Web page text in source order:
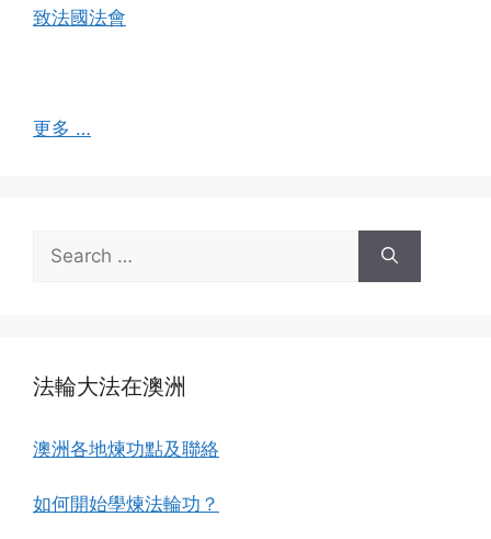
致法國法會
更多 …
for:
法輪大法在澳洲
澳洲各地煉功點及聯絡
如何開始學煉法輪功？